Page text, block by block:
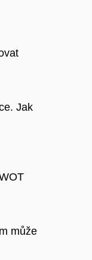
Jak
může